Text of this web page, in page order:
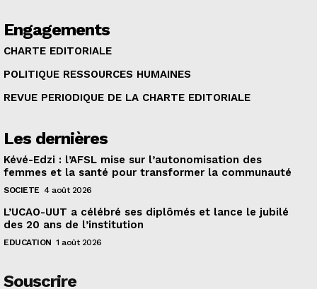
Engagements
CHARTE EDITORIALE
POLITIQUE RESSOURCES HUMAINES
REVUE PERIODIQUE DE LA CHARTE EDITORIALE
Les dernières
Kévé-Edzi : l’AFSL mise sur l’autonomisation des
femmes et la santé pour transformer la communauté
SOCIETE 4 août 2026
L’UCAO-UUT a célébré ses diplômés et lance le jubilé
des 20 ans de l’institution
EDUCATION 1 août 2026
Souscrire